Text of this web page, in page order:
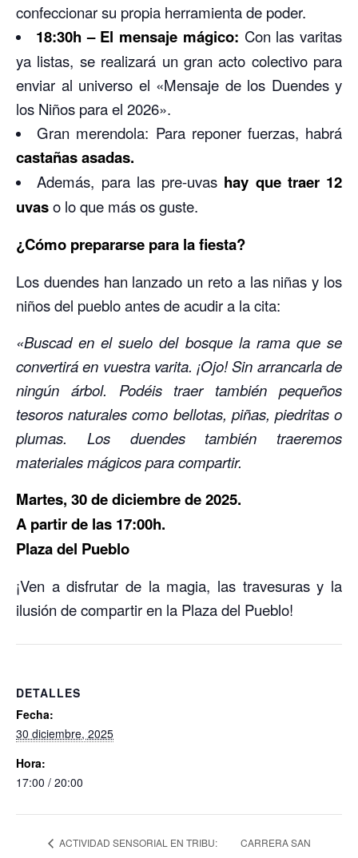
confeccionar su propia herramienta de poder.
18:30h – El mensaje mágico: Con las varitas
ya listas, se realizará un gran acto colectivo para
enviar al universo el «Mensaje de los Duendes y
los Niños para el 2026».
Gran merendola: Para reponer fuerzas, habrá
castañas asadas.
Además, para las pre-uvas hay que traer 12
uvaso lo que más os guste.
¿Cómo prepararse para la fiesta?
Los duendes han lanzado un reto a las niñas y los
niños del pueblo antes de acudir a la cita:
«Buscad en el suelo del bosque la rama que se
convertirá en vuestra varita. ¡Ojo! Sin arrancarla de
ningún árbol. Podéis traer también pequeños
tesoros naturales como bellotas, piñas, piedritas o
plumas. Los duendes también traeremos
materiales mágicos para compartir.
Martes, 30 de diciembre de 2025.
A partir de las 17:00h.
Plaza del Pueblo
¡Ven a disfrutar de la magia, las travesuras y la
ilusión de compartir en la Plaza del Pueblo!
DETALLES
Fecha:
30 diciembre, 2025
Hora:
17:00 / 20:00
ACTIVIDAD SENSORIAL EN TRIBU:
CARRERA SAN